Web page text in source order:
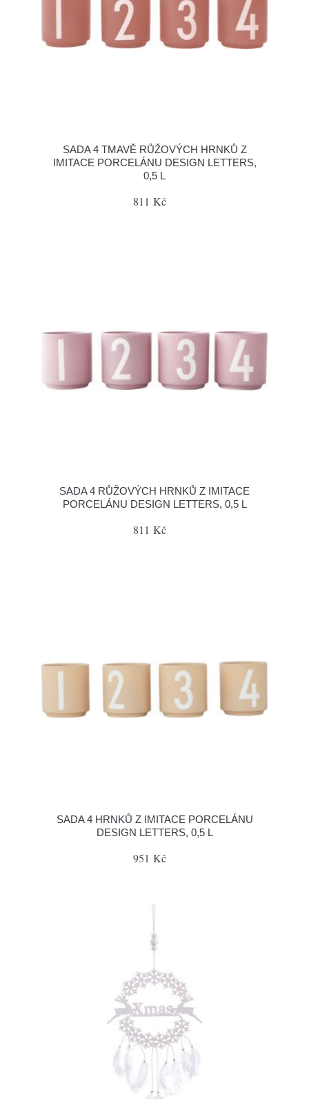
SADA 4 TMAVĚ RŮŽOVÝCH HRNKŮ Z
IMITACE PORCELÁNU DESIGN LETTERS,
0,5 L
811 Kč
SADA 4 RŮŽOVÝCH HRNKŮ Z IMITACE
PORCELÁNU DESIGN LETTERS, 0,5 L
811 Kč
SADA 4 HRNKŮ Z IMITACE PORCELÁNU
DESIGN LETTERS, 0,5 L
951 Kč